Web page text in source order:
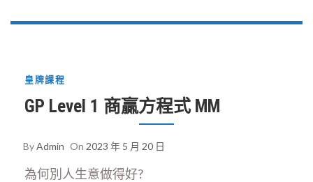
皇牌課程
GP Level 1 商贏方程式 MM
ByAdmin On 2023 年 5 月 20 日
為何別人生意做得好?